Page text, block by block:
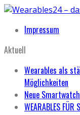
Impressum
Aktuell
Wearables als
Möglichkeiten
Neue
WEARABLES